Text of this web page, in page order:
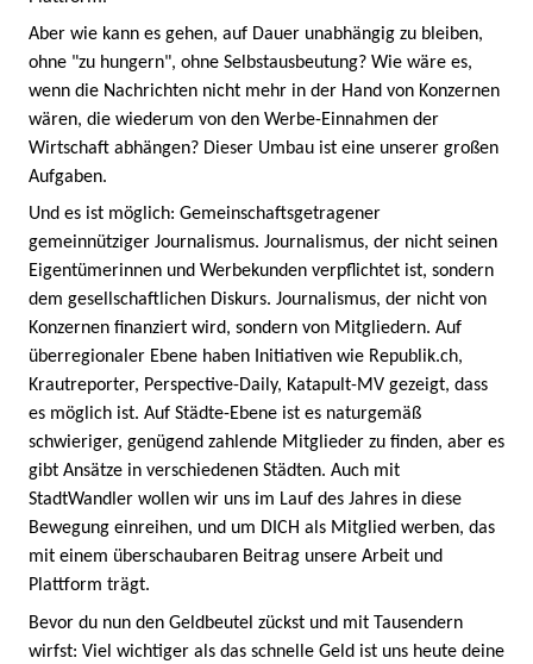
Aber wie kann es gehen, auf Dauer unabhängig zu bleiben,
ohne "zu hungern", ohne Selbstausbeutung? Wie wäre es,
wenn die Nachrichten nicht mehr in der Hand von Konzernen
wären, die wiederum von den Werbe-Einnahmen der
Wirtschaft abhängen? Dieser Umbau ist eine unserer großen
Aufgaben.
Und es ist möglich: Gemeinschaftsgetragener
gemeinnütziger Journalismus. Journalismus, der nicht seinen
Eigentümerinnen und Werbekunden verpflichtet ist, sondern
dem gesellschaftlichen Diskurs. Journalismus, der nicht von
Konzernen finanziert wird, sondern von Mitgliedern. Auf
überregionaler Ebene haben Initiativen wie Republik.ch,
Krautreporter, Perspective-Daily, Katapult-MV gezeigt, dass
es möglich ist. Auf Städte-Ebene ist es naturgemäß
schwieriger, genügend zahlende Mitglieder zu finden, aber es
gibt Ansätze in verschiedenen Städten. Auch mit
StadtWandler wollen wir uns im Lauf des Jahres in diese
Bewegung einreihen, und um DICH als Mitglied werben, das
mit einem überschaubaren Beitrag unsere Arbeit und
Plattform trägt.
Bevor du nun den Geldbeutel zückst und mit Tausendern
wirfst: Viel wichtiger als das schnelle Geld ist uns heute deine